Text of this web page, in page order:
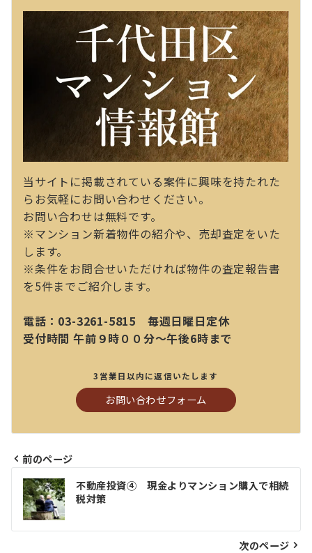
当サイトに掲載されている案件に興味を持たれた
らお気軽にお問い合わせください。
お問い合わせは無料です。
※マンション新着物件の紹介や、売却査定をいた
します。
※条件をお問合せいただければ物件の査定報告書
を5件までご紹介します。
電話：03-3261-5815 毎週日曜日定休
受付時間 午前９時００分～午後6時まで
3営業日以内に返信いたします
お問い合わせフォーム
投
稿
ナ
前のページ
不動産投資④ 現金よりマンション購入で相続
税対策
次のページ